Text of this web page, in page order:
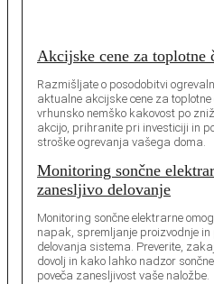
Akcijske cene za toplotne
Razmišljate o posodobitvi
aktualne akcijske cene za
vrhunsko nemško kakovost po
akcijo, prihranite pri investiciji in
stroške ogrevanja vašega doma.
Monitoring sončne
zanesljivo delovanje
Monitoring sončne elektrarne
napak, spremljanje proizvodnje
delovanja sistema. Preverite,
dovolj in kako lahko nadzor
poveča zanesljivost vaše naložbe.